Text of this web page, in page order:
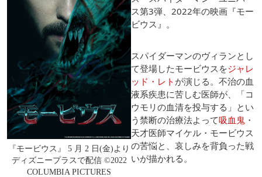
『モービウス』 5 月 2 日(金)より
ディズニープラスで配信 ©2022
COLUMBIA PICTURES
ス第3弾、2022年の映画『モー
ビウス』。
スパイダーマンのヴィランとし
て登場したモービウスをジャレ
ッド・レト が演じる。不治の血
液系疾患に苦しむ医師が、「コ
ウモリの血清を投与する」とい
う禁断の治療法よって吸血鬼 ・
天才医師マイケル・モービウス
の苦悩と、哀しみを背負った戦
いが描かれる。